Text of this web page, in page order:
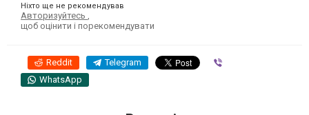
Ніхто ще не рекомендував
Авторизуйтесь
щоб оцінити і порекомендувати
Reddit Telegram
WhatsApp